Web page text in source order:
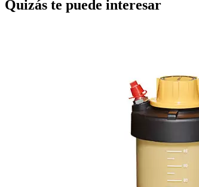
Quizás te puede interesar